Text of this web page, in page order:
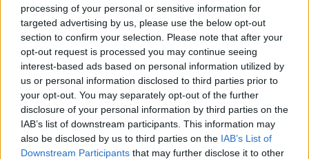
processing of your personal or sensitive information for
targeted advertising by us, please use the below opt-out
section to confirm your selection. Please note that after your
opt-out request is processed you may continue seeing
interest-based ads based on personal information utilized by
us or personal information disclosed to third parties prior to
your opt-out. You may separately opt-out of the further
disclosure of your personal information by third parties on the
IAB’s list of downstream participants. This information may
also be disclosed by us to third parties on the IAB’s List of
Downstream Participants that may further disclose it to other